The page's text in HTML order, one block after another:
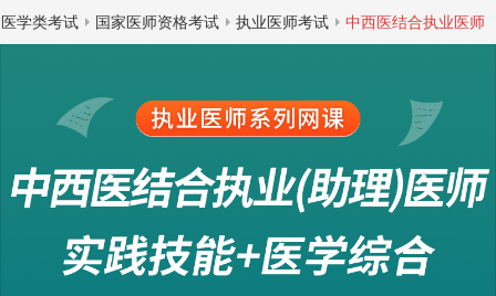
医学类考试 国家医师资格考试 执业医师考试 中西医结合执业医师